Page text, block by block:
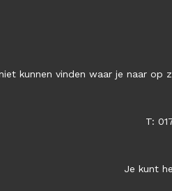
kunnen vinden waar je naar
T:
Je kunt